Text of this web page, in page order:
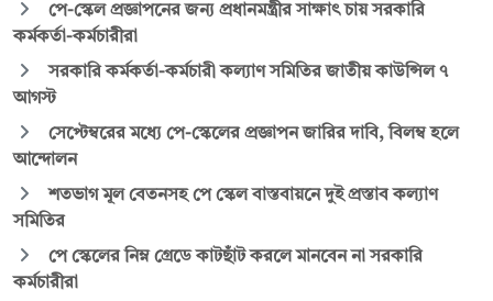
পে-স্কেল প্রজ্ঞাপনের জন্য প্রধানমন্ত্রীর সাক্ষাৎ চায় সরকারি
কর্মকর্তা-কর্মচারীরা
সরকারি কর্মকর্তা-কর্মচারী কল্যাণ সমিতির জাতীয় কাউন্সিল ৭
আগস্ট
সেপ্টেম্বরের মধ্যে পে-স্কেলের প্রজ্ঞাপন জারির দাবি, বিলম্ব হলে
আন্দোলন
শতভাগ মূল বেতনসহ পে স্কেল বাস্তবায়নে দুই প্রস্তাব কল্যাণ
সমিতির
পে স্কেলের নিম্ন গ্রেডে কাটছাঁট করলে মানবেন না সরকারি
কর্মচারীরা